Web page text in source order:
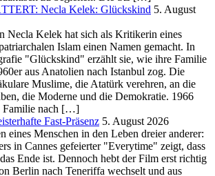
Necla Kelek: Glückskind 5. August
Necla Kelek hat sich als Kritikerin eines
Islam einen Namen gemacht. In
"Glückskind" erzählt sie, wie ihre Familie
aus Anatolien nach Istanbul zog. Die
Muslime, die Atatürk verehren, an die
die Moderne und die Demokratie. 1966
Familie nach […]
Fast-Präsenz 5. August 2026
eines Menschen in den Leben dreier anderer:
in Cannes gefeierter "Everytime" zeigt, dass
Ende ist. Dennoch hebt der Film erst richtig
Berlin nach Teneriffa wechselt und aus